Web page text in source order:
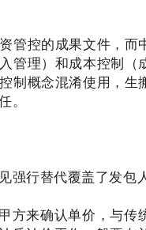
管控的成果文件，而
管理）和成本控制（
制概念混淆使用，生
。
行替代覆盖了发包
方来确认单价，与传